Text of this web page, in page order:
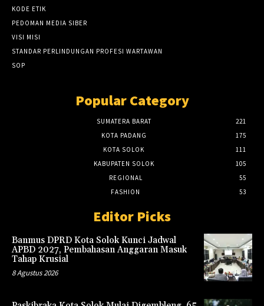
KODE ETIK
PEDOMAN MEDIA SIBER
VISI MISI
STANDAR PERLINDUNGAN PROFESI WARTAWAN
SOP
Popular Category
SUMATERA BARAT
221
KOTA PADANG
175
KOTA SOLOK
111
KABUPATEN SOLOK
105
REGIONAL
55
FASHION
53
Editor Picks
Banmus DPRD Kota Solok Kunci Jadwal
APBD 2027, Pembahasan Anggaran Masuk
Tahap Krusial
8 Agustus 2026